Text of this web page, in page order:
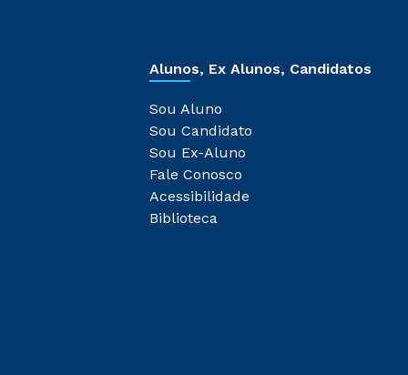
Alunos, Ex Alunos, Candidatos
Sou Aluno
Sou Candidato
Sou Ex-Aluno
Fale Conosco
Acessibilidade
Biblioteca